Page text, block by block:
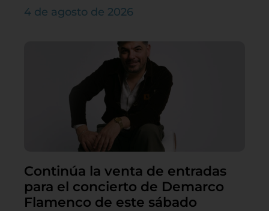
4 de agosto de 2026
Continúa la venta de entradas
para el concierto de Demarco
Flamenco de este sábado